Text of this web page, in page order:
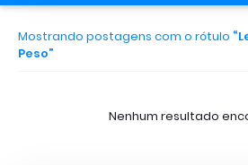
Mostrando postagens com o rótulo
Peso
Nenhum resultado